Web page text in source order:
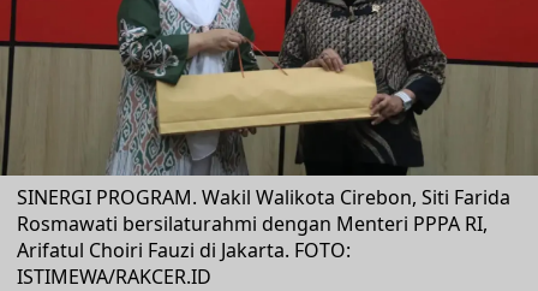
SINERGI PROGRAM. Wakil Walikota Cirebon, Siti Farida
Rosmawati bersilaturahmi dengan Menteri PPPA RI,
Arifatul Choiri Fauzi di Jakarta. FOTO:
ISTIMEWA/RAKCER.ID